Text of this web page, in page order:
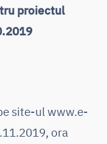
proiectul
site-ul www.e-
ora